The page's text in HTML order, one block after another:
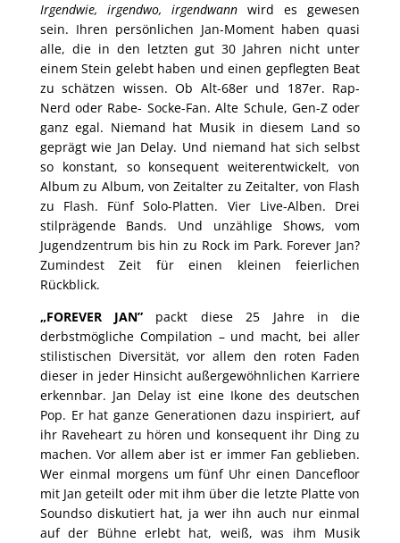
Irgendwie, irgendwo, irgendwannwird es gewesen
sein. Ihren persönlichen Jan-Moment haben quasi
alle, die in den letzten gut 30 Jahren nicht unter
einem Stein gelebt haben und einen gepflegten Beat
zu schätzen wissen. Ob Alt-68er und 187er. Rap-
Nerd oder Rabe- Socke-Fan. Alte Schule, Gen-Z oder
ganz egal. Niemand hat Musik in diesem Land so
geprägt wie Jan Delay. Und niemand hat sich selbst
so konstant, so konsequent weiterentwickelt, von
Album zu Album, von Zeitalter zu Zeitalter, von Flash
zu Flash. Fünf Solo-Platten. Vier Live-Alben. Drei
stilprägende Bands. Und unzählige Shows, vom
Jugendzentrum bis hin zu Rock im Park. Forever Jan?
Zumindest Zeit für einen kleinen feierlichen
Rückblick.
„FOREVER JAN” packt diese 25 Jahre in die
derbstmögliche Compilation – und macht, bei aller
stilistischen Diversität, vor allem den roten Faden
dieser in jeder Hinsicht außergewöhnlichen Karriere
erkennbar. Jan Delay ist eine Ikone des deutschen
Pop. Er hat ganze Generationen dazu inspiriert, auf
ihr Raveheart zu hören und konsequent ihr Ding zu
machen. Vor allem aber ist er immer Fan geblieben.
Wer einmal morgens um fünf Uhr einen Dancefloor
mit Jan geteilt oder mit ihm über die letzte Platte von
Soundso diskutiert hat, ja wer ihn auch nur einmal
auf der Bühne erlebt hat, weiß, was ihm Musik